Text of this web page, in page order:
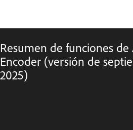
Resumen de funciones
Encoder (versión de
2025)